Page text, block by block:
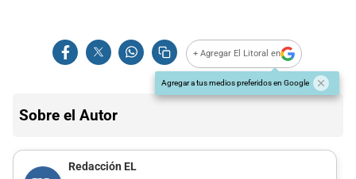
+ Agregar El Litoral en
Agregar a tus medios preferidos en Google
Sobre el Autor
Redacción EL